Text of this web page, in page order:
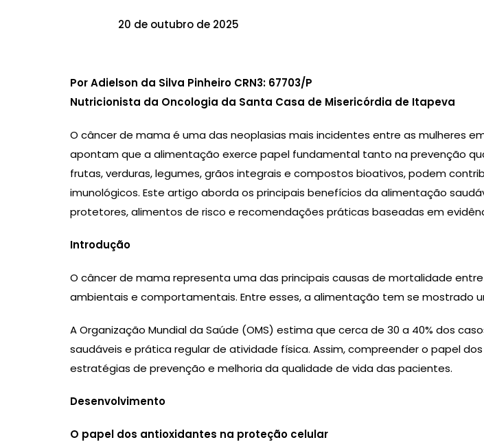
20 de outubro de 2025
PorAdielson da Silva Pinheiro CRN3: 67703/P
Nutricionista da Oncologia da Santa Casa de Misericórdia de Itapeva
O câncer de mama é uma das neoplasias mais incidentes entre as mulheres
apontam que a alimentação exerce papel fundamental tanto na prevenção
frutas, verduras, legumes, grãos integrais e compostos bioativos, podem
imunológicos. Este artigo aborda os principais benefícios da alimentação
protetores, alimentos de risco e recomendações práticas baseadas em
Introdução
O câncer de mama representa uma das principais causas de mortalidade
ambientais e comportamentais. Entre esses, a alimentação tem se mostrado
A Organização Mundial da Saúde (OMS) estima que cerca de 30 a 40% dos
saudáveis e prática regular de atividade física. Assim, compreender o papel
estratégias de prevenção e melhoria da qualidade de vida das pacientes.
Desenvolvimento
O papel dos antioxidantes na proteção celular